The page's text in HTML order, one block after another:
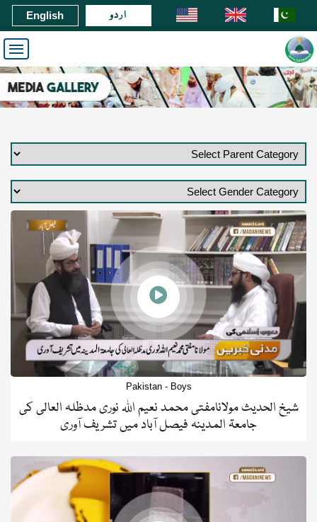
اردو English
Pakistan - Boys
شیخ الحدیث مولانامفتی محمد نعیم اللہ نوری مدظلہ العالی کی
جامعۃ المدینہ فیصل آباد میں تشریف آوری